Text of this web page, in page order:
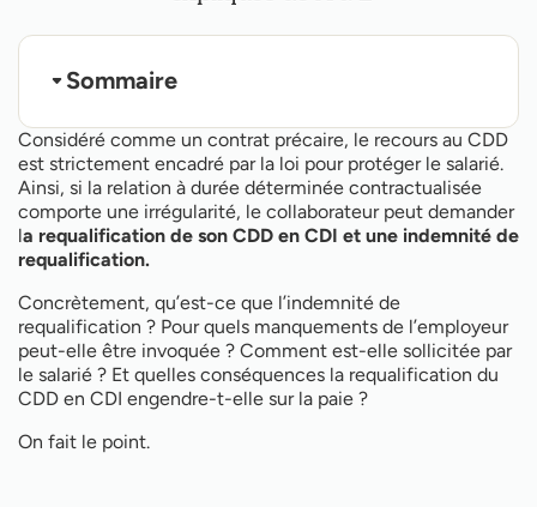
Considéré comme un contrat précaire, le recours au CDD
est strictement encadré par la loi pour protéger le salarié.
Ainsi, si la relation à durée déterminée contractualisée
comporte une irrégularité, le collaborateur peut demander
la requalification de son CDD en CDI et une indemnité de
requalification.
Concrètement, qu’est-ce que l’indemnité de
requalification ? Pour quels manquements de l’employeur
peut-elle être invoquée ? Comment est-elle sollicitée par
le salarié ? Et quelles conséquences la requalification du
CDD en CDI engendre-t-elle sur la paie ?
On fait le point.
Sommaire
1/ Indemnité de requalification, qu’est-ce que
c’est ?
2/ Indemnité de requalification : pour quels
manquements de l’employeur est-elle sollicitée ?
3/ Indemnité de requalification : comment est-
elle sollicitée ?
4/ Quelles conséquences sur la paie ?